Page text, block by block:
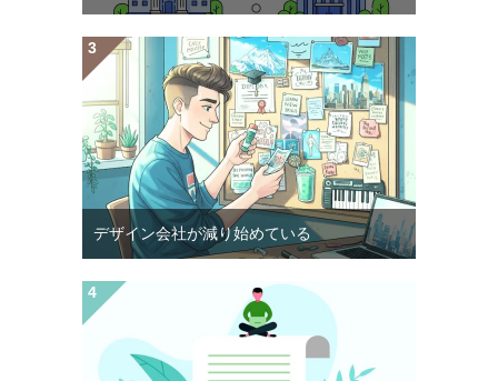
デザイン会社が減り始めている